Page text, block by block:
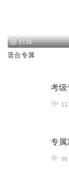
1734
晋合专属
考级
专属
66